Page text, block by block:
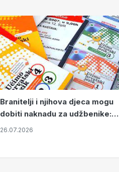
Branitelji i njihova djeca mogu
dobiti naknadu za udžbenike:
zahtjevi se podnose do 31.
26.07.2026